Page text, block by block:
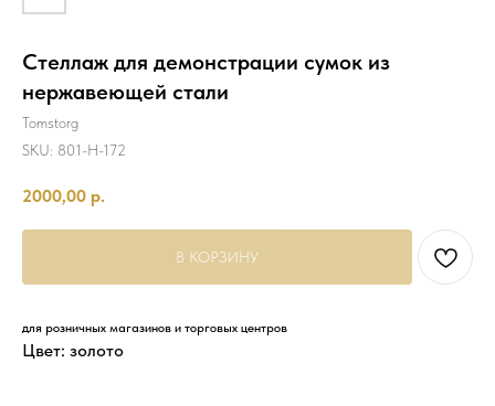
Стеллаж для демонстрации сумок из
нержавеющей стали
Tomstorg
SKU: 801-H-172
2000,00 р.
В КОРЗИНУ
для розничных магазинов и торговых центров
Цвет: золото